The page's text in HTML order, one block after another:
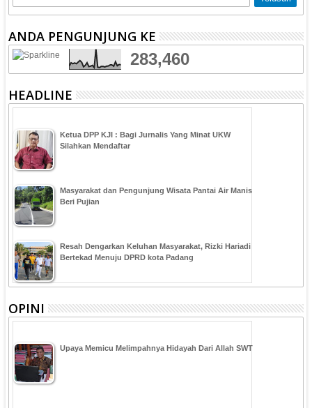
ANDA PENGUNJUNG KE
283,460
HEADLINE
Ketua DPP KJI : Bagi Jurnalis Yang Minat UKW
Silahkan Mendaftar
Masyarakat dan Pengunjung Wisata Pantai Air Manis
Beri Pujian
Resah Dengarkan Keluhan Masyarakat, Rizki Hariadi
Bertekad Menuju DPRD kota Padang
OPINI
Upaya Memicu Melimpahnya Hidayah Dari Allah SWT